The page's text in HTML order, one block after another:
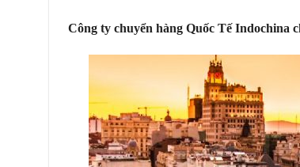
Công ty chuyển hàng Quốc Tế Indochina